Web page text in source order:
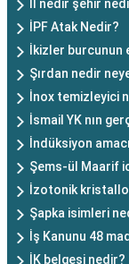
İl nedir şehir
İPF Atak Nedir?
İkizler burcunun
Şırdan nedir
İnox temizleyici
İsmail YK nın
İndüksiyon
Şems-ül Maarif
İzotonik
Şapka isimleri
İş Kanunu 48
İK belgesi nedir?